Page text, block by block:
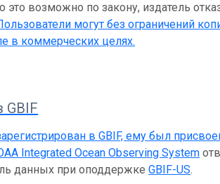
это возможно по закону, издатель
могут без ограничений
в коммерческих целях.
GBIF
в GBIF, ему был
Integrated Ocean Observing System
данных при оподдержкеGBIF-US.